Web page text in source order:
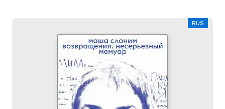
RUS